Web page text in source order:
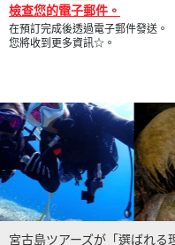
檢查您的電子郵件。
在預訂完成後透過電子郵件發送。
您將收到更多資訊☆。
宮古島ツアーズが「選ばれる